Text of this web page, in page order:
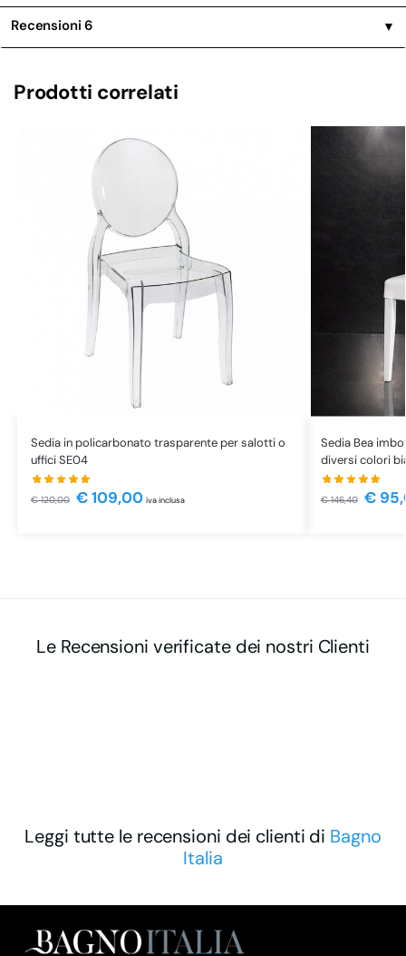
Recensioni6 ▼
Prodotti correlati
Sedia in policarbonato trasparente per salotti o
uffici SE04
€120,00 €109,00 iva inclusa
Sedia Bea
diversi colori
€146,40 €
Le Recensioni verificate dei nostri Clienti
Leggi tutte le recensioni dei clienti di Bagno
Italia